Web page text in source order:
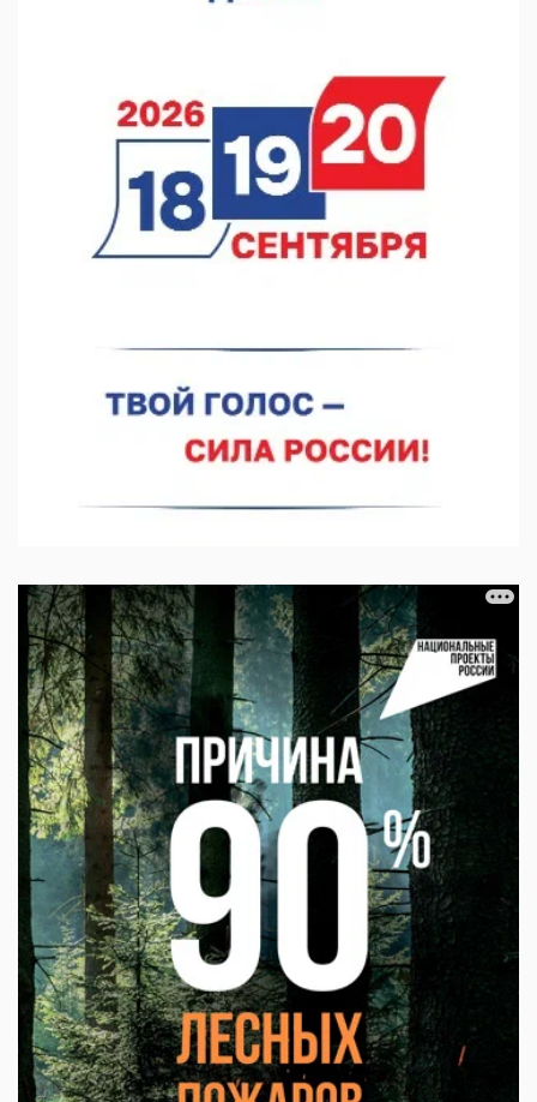
Нижегородские хирурги выполнили трансоральную
операцию на щитовидной железе
06.08.2026 15:03
Более 30 нижегородцев прошли обучение для соцконтракта
06.08.2026 14:46